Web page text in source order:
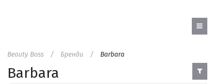
Beauty Boss Бренди Barbara
Barbara